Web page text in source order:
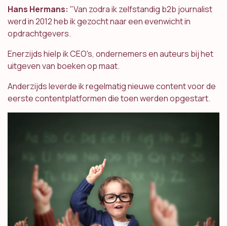
Hans Hermans: "Van zodra ik zelfstandig b2b journalist
werd in 2012 heb ik gezocht naar een evenwicht in
opdrachtgevers.
Enerzijds hielp ik CEO's, ondernemers en auteurs bij het
uitgeven van boeken op maat.
Anderzijds leverde ik regelmatig nieuwe content voor de
eerste contentplatformen die toen werden opgestart.